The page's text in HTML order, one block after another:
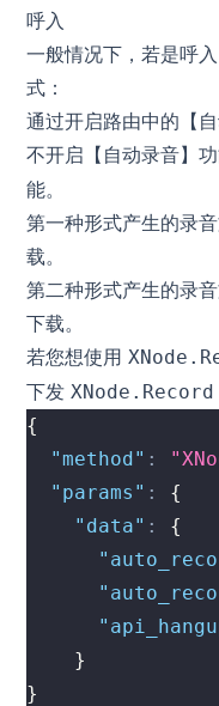
呼入
一般情况下，若是呼
式：
通过开启路由中的【
不开启【自动录音】
能。
第一种形式产生的录
载。
第二种形式产生的录
下载。
若您想使用
下发 XNode.Record
{
"method" :
"params" :
{
"data" :
{
}
}